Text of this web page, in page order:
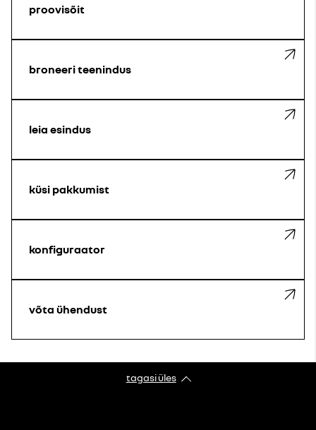
proovisõit
broneeri teenindus
leia esindus
küsi pakkumist
konfiguraator
võta ühendust
tagasi üles